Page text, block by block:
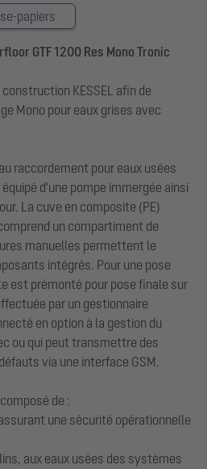
papiers
GTF 1200 Res Mono Tronic
KESSEL afin de
Mono pour eaux grises avec
raccordement pour eaux usées
d'une pompe immergée ainsi
La cuve en composite (PE)
un compartiment de
manuelles permettent le
intégrés. Pour une pose
est prémonté pour pose finale sur
par un gestionnaire
en option à la gestion du
ou qui peut transmettre des
via une interface GSM.
de :
une sécurité opérationnelle
aux eaux usées des systèmes